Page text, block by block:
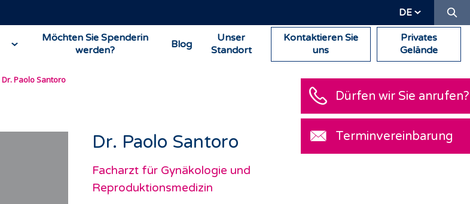
DE
Möchten Sie Spenderin
werden?
Blog
Unser
Standort
Kontaktieren Sie
uns
Privates
Gelände
Dr. Paolo Santoro
Dr. Paolo Santoro
Facharzt für Gynäkologie und
Reproduktionsmedizin
Dürfen wir Sie anrufen?
Terminvereinbarung